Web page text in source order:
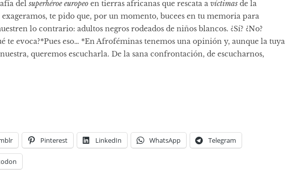
del superhéroe europeo en tierras africanas que rescata a víctimas de la
te pido que, por un momento, bucees en tu memoria para
lo contrario: adultos negros rodeados de niños blancos. ¿Sí? ¿No?
te evoca?*Pues eso… *En Afroféminas tenemos una opinión y, aunque la tuya
queremos escucharla. De la sana confrontación, de escucharnos,
Pinterest LinkedIn WhatsApp Telegram